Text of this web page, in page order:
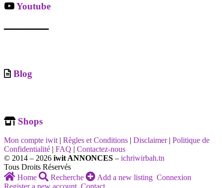
Youtube
ـــــــــــــــ
Blog
Shops
Mon compte iwit | Règles et Conditions | Disclaimer | Politique de
Confidentialité | FAQ | Contactez-nous
© 2014 – 2026 iwit ANNONCES – ichriwirbah.tn
Tous Droits Réservés
Home
Recherche Add a new listing Connexion